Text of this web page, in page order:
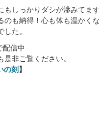
もしっかりダシが滲みてま
のも納得！心も体も温かく
た。
配信中
非ご覧ください。
の刻 】